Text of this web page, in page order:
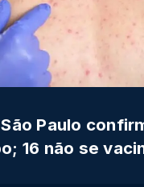
Paulo
16 não se